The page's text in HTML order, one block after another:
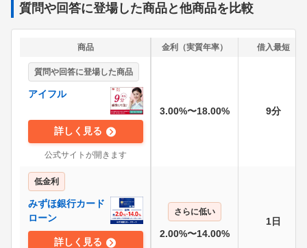
質問や回答に登場した商品と他商品を比較
商品 金利（実質年率） 借入最短
質問や回答に登場した商品
アイフル
詳しく見る
公式サイトが開きます
3.00%〜18.00% 9分
低金利
みずほ銀行カード
ローン
詳しく見る
さらに低い
2.00%〜14.00%
1日